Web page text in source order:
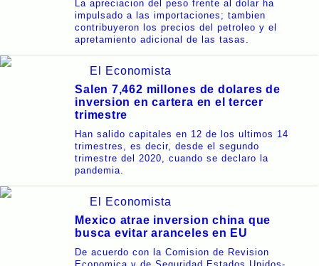
La apreciacion del peso frente al dolar ha
impulsado a las importaciones; tambien
contribuyeron los precios del petroleo y el
apretamiento adicional de las tasas.
El Economista
Salen 7,462 millones de dolares de
inversion en cartera en el tercer
trimestre
Han salido capitales en 12 de los ultimos 14
trimestres, es decir, desde el segundo
trimestre del 2020, cuando se declaro la
pandemia.
El Economista
Mexico atrae inversion china que
busca evitar aranceles en EU
De acuerdo con la Comision de Revision